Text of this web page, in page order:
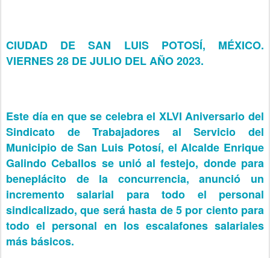
CIUDAD DE SAN LUIS POTOSÍ, MÉXICO.
VIERNES 28 DE JULIO DEL AÑO 2023.
Este día en que se celebra el XLVI Aniversario del
Sindicato de Trabajadores al Servicio del
Municipio de San Luis Potosí, el Alcalde Enrique
Galindo Ceballos se unió al festejo, donde para
beneplácito de la concurrencia, anunció un
incremento salarial para todo el personal
sindicalizado, que será hasta de 5 por ciento para
todo el personal en los escalafones salariales
más básicos.